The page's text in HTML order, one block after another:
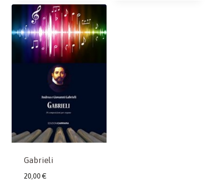
Gabrieli
20,00 €